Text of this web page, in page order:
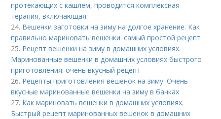
протекающих с кашлем, проводится комплексная
терапия, включающая:
24. Вешенки заготовки на зиму на долгое хранение. Как
правильно мариновать вешенки: самый простой рецепт
25. Рецепт вешенки на зиму в домашних условиях.
Маринованные вешенки в домашних условиях быстрого
приготовления: очень вкусный рецепт
26. Рецепты приготовления вёшенок на зиму. Очень
вкусные маринованные вешенки на зиму в банках
27. Как мариновать вешенки в домашних условиях.
Быстрый рецепт маринованных вешенок в домашних